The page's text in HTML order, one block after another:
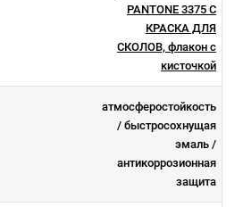
PANTONE 3375 C
КРАСКА ДЛЯ
СКОЛОВ, флакон с
кисточкой
атмосферостойкоcть
/ быстросохнущая
эмаль /
антикоррозионная
защита